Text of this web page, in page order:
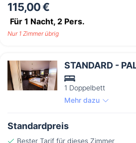
115,00 €
Für 1 Nacht, 2 Pers.
Nur 1 Zimmer übrig
STANDARD -
1 Doppelbett
Mehr dazu
Standardpreis
Bester Tarif für dieses Zimmer